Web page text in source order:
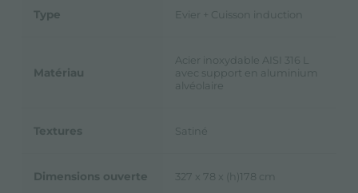
Type Evier + Cuisson induction
Matériau
Acier inoxydable AISI 316 L
avec support en aluminium
alvéolaire
Textures Satiné
Dimensions ouverte 327 x 78 x (h)178 cm